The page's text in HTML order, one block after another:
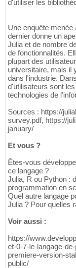
d'utiliser les
Une enquête
dernier donne un
Julia et de nombre
de fonctionnalités.
plupart des
universitaire, mais il
dans l'industrie.
d'utilisateurs sont
technologies de
Sources : https://
survey.pdf, https://
january/
Et vous ?
Êtes-vous
ce langage ?
Julia, R ou Python :
programmation en
Quel autre langage
Julia ? Pour quelles
Voir aussi :
https://
et-0-7-le-langage-
premiere-version-
public/